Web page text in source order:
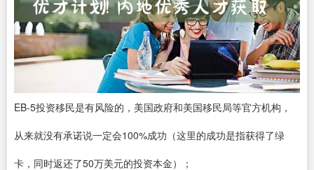
EB-5投资移民是有风险的，美国政府和美国移民局等官方机构，
从来就没有承诺说一定会100%成功（这里的成功是指获得了绿
卡，同时返还了50万美元的投资本金）；